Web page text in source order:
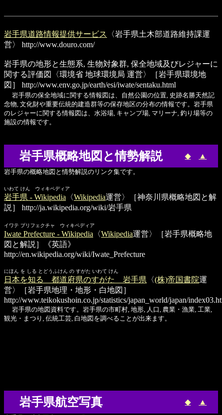
岩手県道路情報提供サービス
〈岩手県土木部道路維持課運
営〉
http://www.douro.com/
岩手県の地形と生態系, 生物対象群, 保全地域及びレジャーに
関する評価図
〈環境省 地球環境局 運営〉［岩手県環境地
図］
http://www.env.go.jp/earth/esi/iwate/sentaku.html
岩手県の保全地域に関する情報図は、自然公園の位置, 史跡名勝天然記
念物, 文化財や重要伝統的建造群等の保存地区の分布の情報です。岩手県
のレジャーに関する情報図は、水浴場, キャンプ場, マリーナ, 釣り場等の
施設の情報です。
岩手県概略地図と情勢解説 ◆ ▲
岩手県の概略地図と情勢解説のリンク集です。
いわて けん ウィキペディア
岩手県 - Wikipedia 〈Wikipedia運営〉［神奈川県概略地図と解
説］
http://ja.wikipedia.org/wiki/岩手県
イワテ プリフェクチャ ウィキペディア
Iwate Prefecture - Wikipedia 〈Wikipedia運営〉［岩手県概略地
図と解説］《英語》
http://en.wikipedia.org/wiki/Iwate_Prefecture
にほん を しる とどうふけん の すがた いわて けん
日本を知る 都道府県のすがた 岩手県 〈(株)帝国書院運
営〉［岩手県地理・地形・白地図］
http://www.teikokushoin.co.jp/statistics/japan_world/japan/
岩手県の地図資料です。岩手県の市町村, 地形, 人口, 農業・漁業, 工業,
観光・まつり, 伝統工芸, 白地図を調べることが出来ます。
岩手県航空写真 ◆ ▲